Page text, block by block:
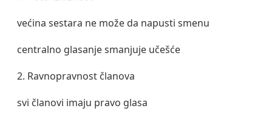
većina sestara ne može da napusti smenu
centralno glasanje smanjuje učešće
2. Ravnopravnost članova
svi članovi imaju pravo glasa